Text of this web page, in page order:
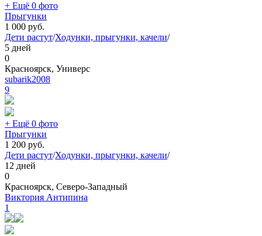
+ Ещё 0 фото
Прыгунки
1 000 руб.
Дети растут/Ходунки, прыгунки, качели/
5 дней
0
Красноярск, Универс
subarik2008
9
+ Ещё 0 фото
Прыгунки
1 200 руб.
Дети растут/Ходунки, прыгунки, качели/
12 дней
0
Красноярск, Северо-Западный
Виктория Антипина
1